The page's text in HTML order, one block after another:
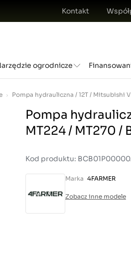
Kontakt
ogrodnicze
Pompa
MT224 / MT270
Kod produktu:
Marka 4FARMER
Zobacz inne modele